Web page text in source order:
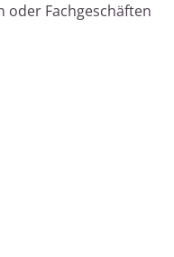
oder Fachgeschäften